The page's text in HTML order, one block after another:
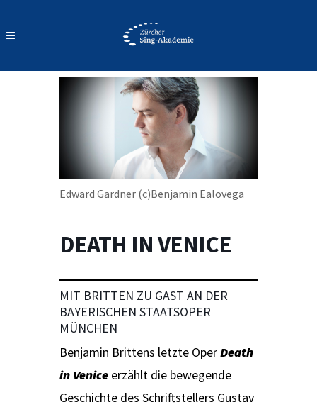
Edward Gardner (c)Benjamin Ealovega
DEATH IN VENICE
MIT BRITTEN ZU GAST AN DER
BAYERISCHEN STAATSOPER
MÜNCHEN
Benjamin Brittens letzte OperDeath
in Venice erzählt die bewegende
Geschichte des Schriftstellers Gustav